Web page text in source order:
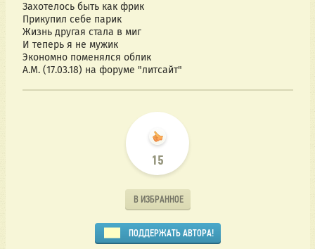
Захотелось быть как фрик
Прикупил себе парик
Жизнь другая стала в миг
И теперь я не мужик
Экономно поменялся облик
A.M. (17.03.18) на форуме "литсайт"
15
В ИЗБРАННОЕ
ПОДДЕРЖАТЬ АВТОРА!